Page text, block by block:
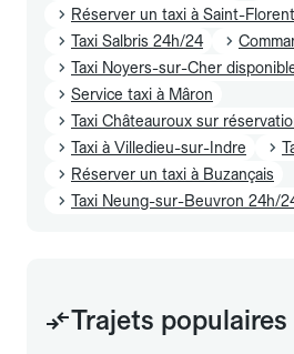
Réserver un taxi à Saint-
Taxi Salbris 24h/24
Taxi Noyers-sur-Cher
Service taxi à Mâron
Taxi Châteauroux sur
Taxi à Villedieu-sur-Indre
Réserver un taxi à Buzançais
Taxi Neung-sur-Beuvron 24h/
Trajets populaires